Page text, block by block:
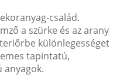
család.
a szürke és az arany
különlegességet
tapintatú,